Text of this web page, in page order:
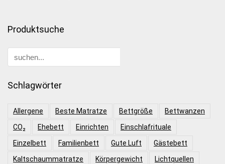
Produktsuche
Schlagwörter
Allergene Beste Matratze Bettgröße
Bettwanzen
CO₂
Ehebett Einrichten
Einschlafrituale
Einzelbett
Familienbett Gute Luft
Gästebett
Kaltschaummatratze
Körpergewicht
Lichtquellen